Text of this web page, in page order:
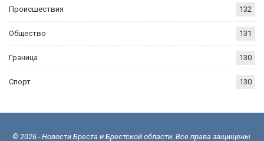
Происшествия 132
Общество 131
Граница 130
Спорт 130
© 2026 - Новости Бреста и Брестской области. Все права защищены.